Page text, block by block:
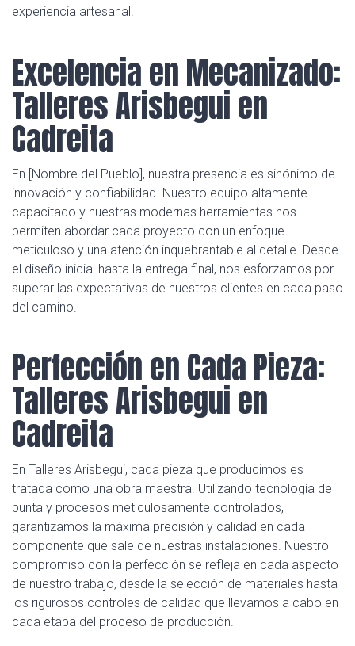
experiencia artesanal.
Excelencia en Mecanizado:
Talleres Arisbegui en
Cadreita
En [Nombre del Pueblo], nuestra presencia es sinónimo de
innovación y confiabilidad. Nuestro equipo altamente
capacitado y nuestras modernas herramientas nos
permiten abordar cada proyecto con un enfoque
meticuloso y una atención inquebrantable al detalle. Desde
el diseño inicial hasta la entrega final, nos esforzamos por
superar las expectativas de nuestros clientes en cada paso
del camino.
Perfección en Cada Pieza:
Talleres Arisbegui en
Cadreita
En Talleres Arisbegui, cada pieza que producimos es
tratada como una obra maestra. Utilizando tecnología de
punta y procesos meticulosamente controlados,
garantizamos la máxima precisión y calidad en cada
componente que sale de nuestras instalaciones. Nuestro
compromiso con la perfección se refleja en cada aspecto
de nuestro trabajo, desde la selección de materiales hasta
los rigurosos controles de calidad que llevamos a cabo en
cada etapa del proceso de producción.